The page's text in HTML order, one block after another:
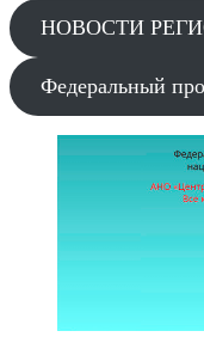
НОВОСТИ
Федеральный